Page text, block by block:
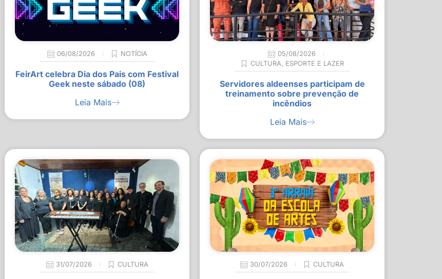
06/08/2026 NOTÍCIA
FeirArt celebra Dia dos Pais com Festival
Geek neste sábado (08)
Leia Mais
05/08/2026
CULTURA, ESPORTE E LAZER
Servidores aldeenses participam de
treinamento sobre prevenção de
incêndios
Leia Mais
31/07/2026 CULTURA 30/07/2026 CULTURA